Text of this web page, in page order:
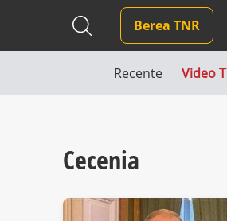
Berea TNR
Recente Video
Cecenia